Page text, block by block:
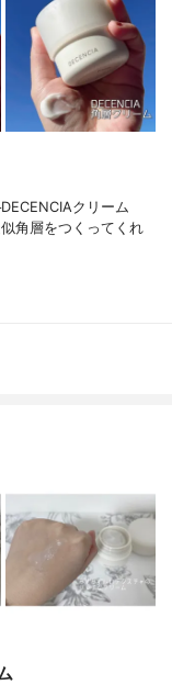
クリーム
角層をつくってくれ